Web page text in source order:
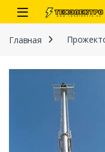
Перейти к навигации
перейти к содержанию
Open
Главная